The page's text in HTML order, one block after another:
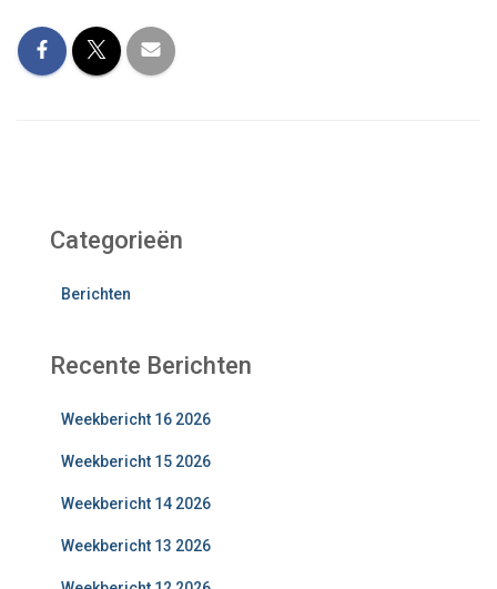
Categorieën
Berichten
Recente Berichten
Weekbericht 16 2026
Weekbericht 15 2026
Weekbericht 14 2026
Weekbericht 13 2026